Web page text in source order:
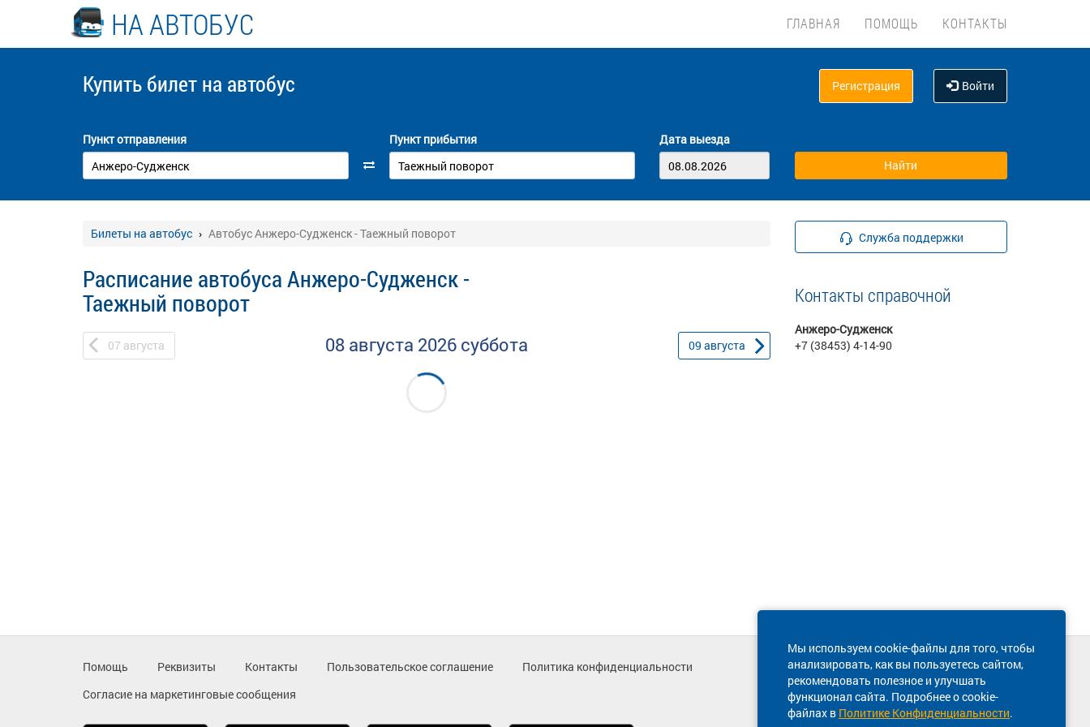
НА АВТОБУС ГЛАВНАЯ ПОМОЩЬ КОНТАКТЫ
Купить билет на автобус Регистрация Войти
Пункт отправления Пункт прибытия Дата выезда
Билеты на автобус Автобус Анжеро-Судженск - Таежный поворот
Расписание автобуса Анжеро-Судженск -
Таежный поворот
07 августа 08 августа 2026 суббота 09 августа
Служба поддержки
Контакты справочной
Анжеро-Судженск
+7 (38453) 4-14-90
Мы используем cookie-файлы для того, чтобы
анализировать, как вы пользуетесь сайтом,
рекомендовать полезное и улучшать
функционал сайта. Подробнее о cookie-
файлах в Политике Конфиденциальности.
Помощь Реквизиты Контакты Пользовательское соглашение
Политика конфиденциальности
Согласие на маркетинговые сообщения
Техническая поддержка сайта
8 800 600-03-38